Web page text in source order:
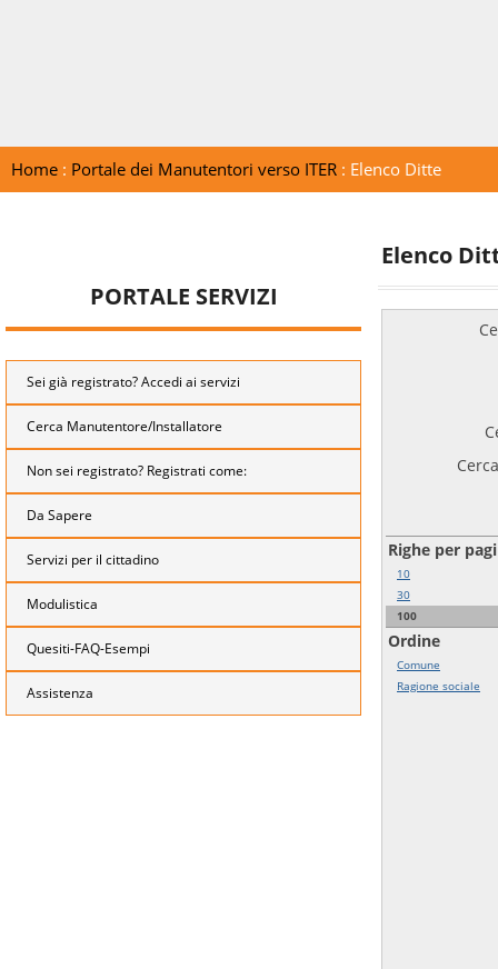
Home: Portale dei Manutentori verso ITER: Elenco Ditte
PORTALE SERVIZI
Sei già registrato? Accedi ai servizi
Cerca Manutentore/Installatore
Non sei registrato? Registrati come:
Da Sapere
Servizi per il cittadino
Modulistica
Quesiti-FAQ-Esempi
Assistenza
Elenco
Righe per
10
30
100
Ordine
Comune
Ragione sociale